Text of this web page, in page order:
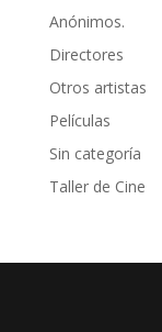
Anónimos.
Directores
Otros artistas
Películas
Sin categoría
Taller de Cine